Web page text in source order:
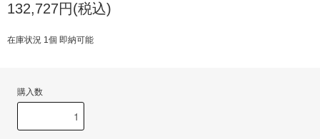
132,727円(税込)
在庫状況 1個 即納可能
購入数